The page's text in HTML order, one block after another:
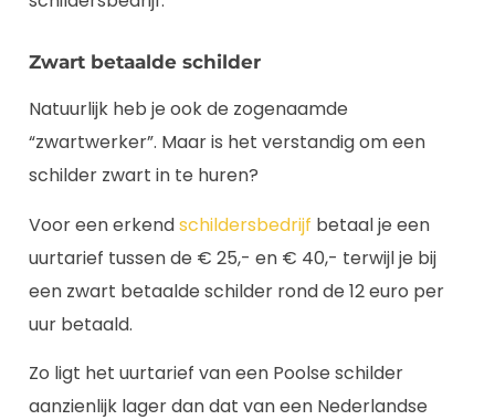
Zwart betaalde schilder
Natuurlijk heb je ook de zogenaamde
“zwartwerker”. Maar is het verstandig om een
schilder zwart in te huren?
Voor een erkendschildersbedrijf betaal je een
uurtarief tussen de € 25,- en € 40,- terwijl je bij
een zwart betaalde schilder rond de 12 euro per
uur betaald.
Zo ligt het uurtarief van een Poolse schilder
aanzienlijk lager dan dat van een Nederlandse